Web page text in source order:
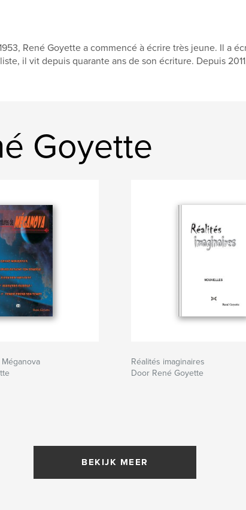
René Goyette a commencé à écrire très jeune. Il a
il vit depuis quarante ans de son écriture. Depuis
Goyette
Réalités imaginaires
Door René Goyette
BEKIJK MEER